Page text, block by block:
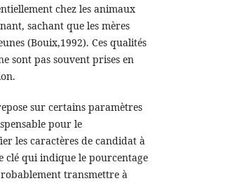
chez les animaux
sachant que les mères
(Bouix,1992). Ces qualités
sont pas souvent prises en
sur certains paramètres
pour le
les caractères de candidat à
clé qui indique le pourcentage
transmettre à